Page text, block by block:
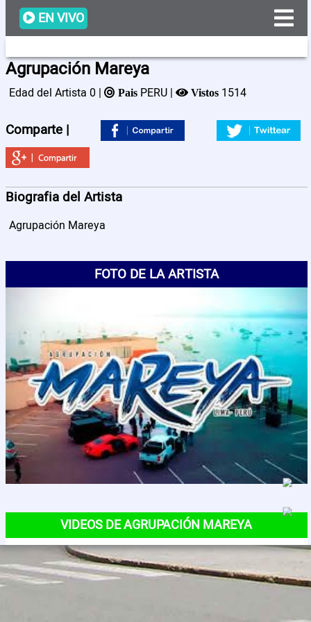
EN VIVO
Programacion
Videos
Artistas
Nosotros
Agrupación Mareya
Edad del Artista 0 | Pais PERU | Vistos 1514
Comparte |
Biografia del Artista
Agrupación Mareya
FOTO DE LA ARTISTA
VIDEOS DE AGRUPACIÓN MAREYA